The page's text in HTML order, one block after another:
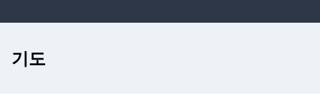
기도